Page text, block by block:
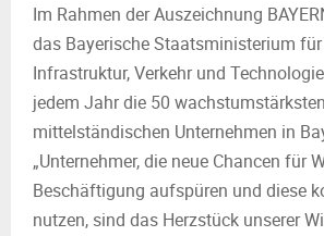
UIm Rahmen der Auszeichnung
das Bayerische Staatsministerium
Infrastruktur, Verkehr und
jedem Jahr die 50 wachstumstärksten
mittelständischen Unternehmen in
„Unternehmer, die neue Chancen für
Beschäftigung aufspüren und diese
nutzen, sind das Herzstück unserer